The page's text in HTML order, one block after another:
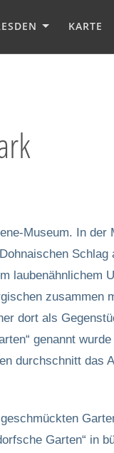
KARTE
Museum. In der
laubenähnlichem
zusammen
dort als
genannt
durchschnitt das
Garten“ in